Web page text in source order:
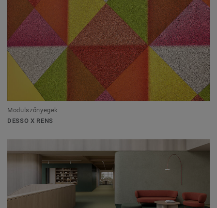
Modulszőnyegek
DESSO X RENS